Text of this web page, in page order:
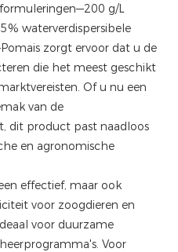
g/L
waterverdispersibele
zorgt ervoor dat u de
die het meest geschikt
Of u nu een
van de
dit product past naadloos
en agronomische
effectief, maar ook
voor zoogdieren en
voor duurzame
Voor